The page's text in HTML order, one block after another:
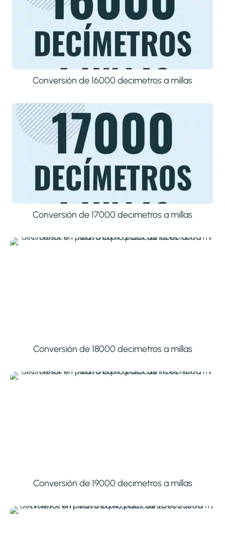
Conversión de 16000 decimetros a millas
Conversión de 17000 decimetros a millas
Conversión de 18000 decimetros a millas
Conversión de 19000 decimetros a millas